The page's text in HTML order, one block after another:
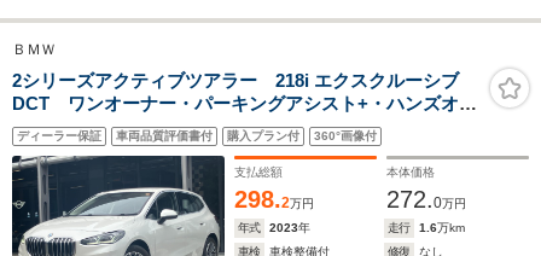
ＢＭＷ
2シリーズアクティブツアラー 218i エクスクルーシブ
DCT ワンオーナー・パーキングアシスト+・ハンズオフ
ACC・360度カメラ・ヘッドアップディスプレイ・シート
ヒーター・AppleCarPlay・内蔵ドラレコ・パワーシー
ト・電動リアゲート・17インチAW・ETC・禁煙車
ディーラー保証 車両品質評価書付 購入プラン付 360°画像付
支払総額
298.2万円
本体価格
272.0万円
年式
2023年 走行 1.6万km
車検
車検整備付 修復
なし